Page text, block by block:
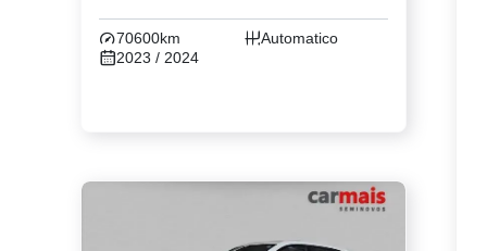
70600km
Automatico
2023 / 2024